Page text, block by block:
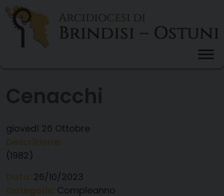
Skip
content
giovedì 26 Ottobre
(1982)
26/10/2023
Compleanno